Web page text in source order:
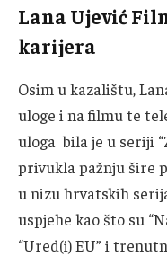
Lana Ujević
karijera
Osim u kazalištu,
uloge i na filmu te
uloga bila je u seriji
privukla pažnju šire
u nizu hrvatskih
uspjehe kao što su
“Ured(i) EU” i